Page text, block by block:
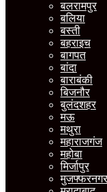
बलरामपुर
बलिया
बस्ती
बहराइच
बागपत
बांदा
बाराबंकी
बिजनौर
बुलंदशहर
मऊ
मथुरा
महाराजगंज
महोबा
मिर्जापुर
मुजफ्फरनगर